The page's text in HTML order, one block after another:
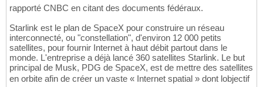
rapporté CNBC en citant des documents fédéraux.
Starlink est le plan de SpaceX pour construire un réseau
interconnecté, ou "constellation", d'environ 12 000 petits
satellites, pour fournir Internet à haut débit partout dans le
monde. L'entreprise a déjà lancé 360 satellites Starlink. Le but
principal de Musk, PDG de SpaceX, est de mettre des satellites
en orbite afin de créer un vaste « Internet spatial » dont lobjectif